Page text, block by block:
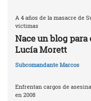
A 4 años de la masacre de
víctimas
Nace un blog
Lucía Morett
Subcomandante Marcos
Enfrentan cargos de
en 2008